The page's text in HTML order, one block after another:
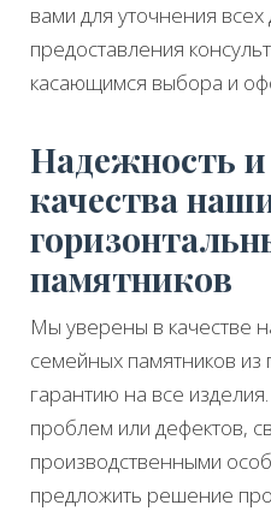
вами для уточнения всех
предоставления
касающимся выбора и
Надежность и
качества
памятников
Мы уверены в качестве
семейных памятников из
гарантию на все
проблем или дефектов,
производственными
предложить решение